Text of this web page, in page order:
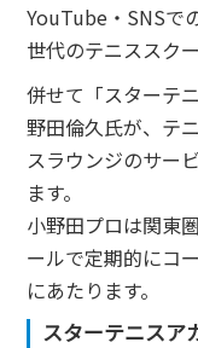
YouTube・SNSで
世代のテニススク
併せて「スターテ
野田倫久氏が、テ
スラウンジのサー
ます。
小野田プロは関東
ールで定期的にコ
にあたります。
スターテニスア